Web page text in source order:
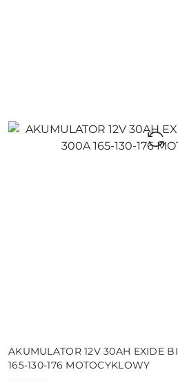
AKUMULATOR 12V 30AH EXIDE
165-130-176 MOTOCYKLOWY